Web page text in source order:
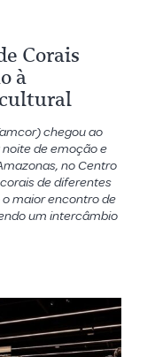
Corais
à
chegou ao
de emoção e
no Centro
de diferentes
maior encontro de
um intercâmbio